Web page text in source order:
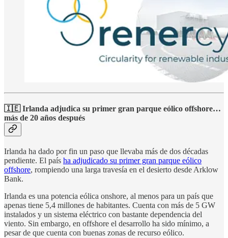
🇮🇪 Irlanda adjudica su primer gran parque eólico offshore…
más de 20 años después
Irlanda ha dado por fin un paso que llevaba más de dos décadas
pendiente. El país ha adjudicado su primer gran parque eólico
offshore, rompiendo una larga travesía en el desierto desde Arklow
Bank.
Irlanda es una potencia eólica onshore, al menos para un país que
apenas tiene 5,4 millones de habitantes. Cuenta con más de 5 GW
instalados y un sistema eléctrico con bastante dependencia del
viento. Sin embargo, en offshore el desarrollo ha sido mínimo, a
pesar de que cuenta con buenas zonas de recurso eólico.